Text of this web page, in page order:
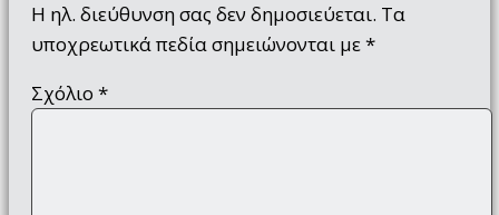
Η ηλ. διεύθυνση σας δεν δημοσιεύεται. Τα
υποχρεωτικά πεδία σημειώνονται με*
Σχόλιο *